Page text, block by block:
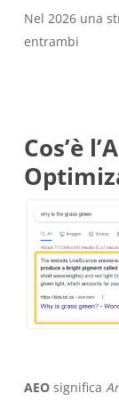
Nel 2026 una
entrambi
Cos’è
AEOsignifica